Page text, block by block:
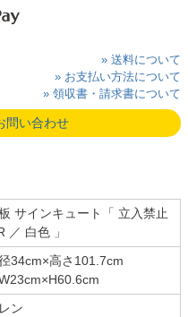
» 送料について
» お支払い方法について
» 領収書・請求書について
問い合わせ
サインキュート「 立入禁止
／ 白色 」
34cm×高さ101.7cm
ン